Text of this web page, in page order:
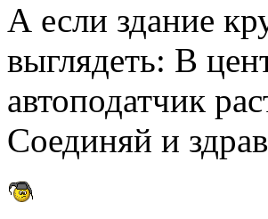
А если здание
выглядеть: В
автоподатчик
Соединяй и